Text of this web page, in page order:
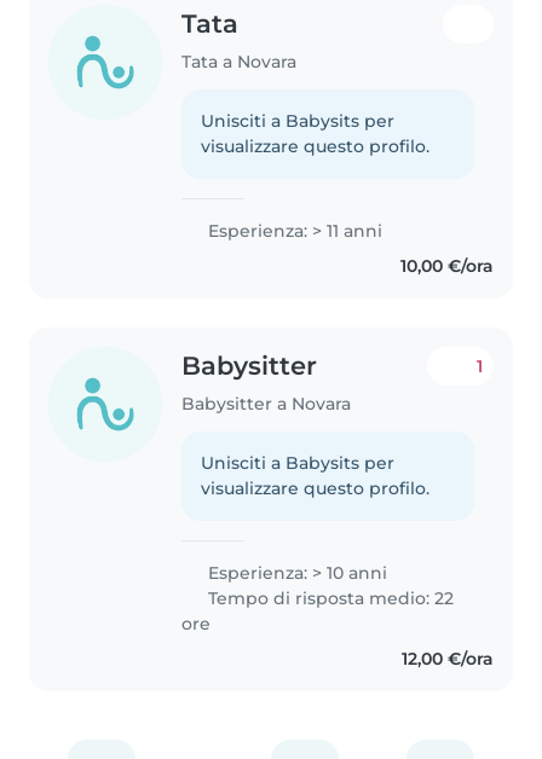
Tata
Tata a Novara
Unisciti a Babysits per
visualizzare questo profilo.
Esperienza: > 11 anni
10,00 €/ora
Babysitter
Babysitter a Novara
1
Unisciti a Babysits per
visualizzare questo profilo.
Esperienza: > 10 anni
Tempo di risposta medio: 22
ore
12,00 €/ora